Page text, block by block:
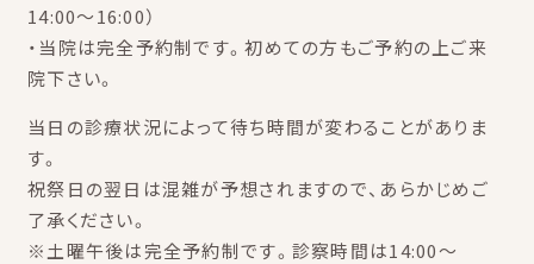
14:00～16:00）
・当院は完全予約制です。初めての方もご予約の上ご来
院下さい。
当日の診療状況によって待ち時間が変わることがありま
す。
祝祭日の翌日は混雑が予想されますので、あらかじめご
了承ください。
※土曜午後は完全予約制です。診察時間は14:00～